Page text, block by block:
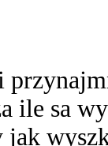
ile sa
jak